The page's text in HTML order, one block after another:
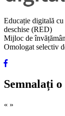
Educație digitală
deschise (RED)
Mijloc de
Omologat selectiv
Semnalați
« »